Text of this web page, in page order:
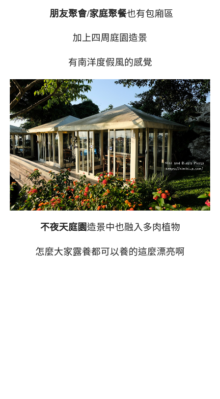
朋友聚會/家庭聚餐也有包廂區
加上四周庭園造景
有南洋度假風的感覺
不夜天庭園造景中也融入多肉植物
怎麼大家露養都可以養的這麼漂亮啊